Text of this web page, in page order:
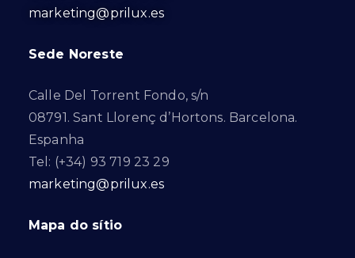
marketing@prilux.es
Sede Noreste
Calle Del Torrent Fondo, s/n
08791. Sant Llorenç d’Hortons. Barcelona.
Espanha
Tel: (+34) 93 719 23 29
marketing@prilux.es
Mapa do sítio